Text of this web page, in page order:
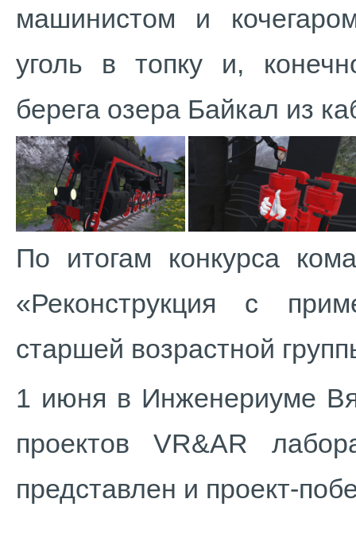
машинистом и
уголь в топку и,
берега озера Байкал из
По итогам конкурса
«Реконструкция с
старшей возрастной
1 июня в Инженериуме
проектов VR&AR
представлен и проект-